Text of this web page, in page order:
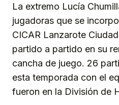
La extremo Lucía
jugadoras que se
CICAR Lanzarote
partido a partido en su
cancha de juego. 26
esta temporada con el
fueron en la División de